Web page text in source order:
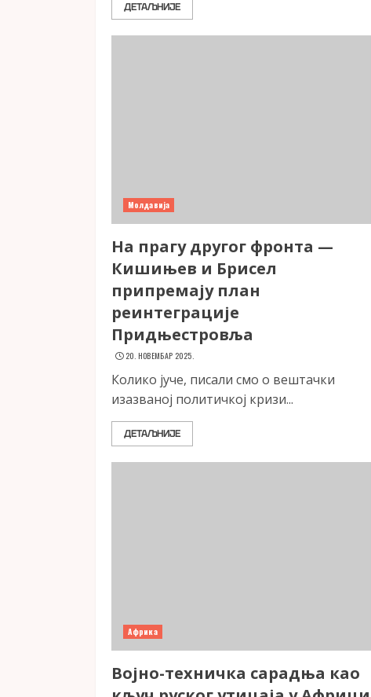
ДЕТАЉНИЈЕ
Молдавија
На прагу другог фронта —
Кишињев и Брисел
припремају план
реинтеграције
Придњестровља
20. НОВЕМБАР 2025.
Колико јуче, писали смо о вештачки
изазваној политичкој кризи...
ДЕТАЉНИЈЕ
Африка
Војно-техничка сарадња као